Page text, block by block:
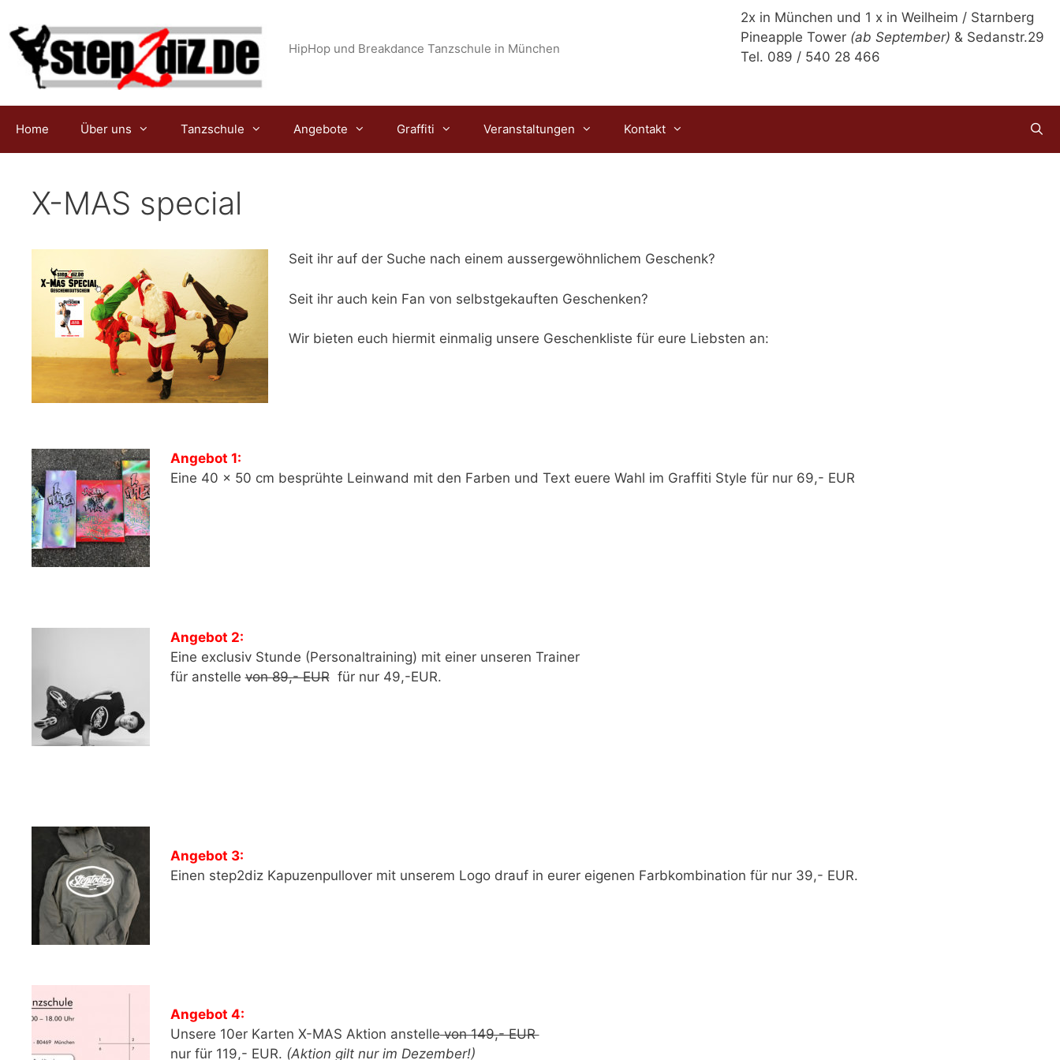
Inhalt
springen
2x in München und 1 x in Weilheim / Starnberg
Pineapple Tower (ab September) & Sedanstr.29
Tel. 089 / 540 28 466
HipHop und Breakdance Tanzschule in München
Home Über uns Tanzschule Angebote Graffiti Veranstaltungen Kontakt
X-MAS special
Seit ihr auf der Suche nach einem aussergewöhnlichem Geschenk?
Seit ihr auch kein Fan von selbstgekauften Geschenken?
Wir bieten euch hiermit einmalig unsere Geschenkliste für eure Liebsten an:
Angebot 1:
Eine 40 x 50 cm besprühte Leinwand mit den Farben und Text euere Wahl im Graffiti Style für nur 69,- EUR
Angebot 2:
Eine exclusiv Stunde (Personaltraining) mit einer unseren Trainer
für anstellevon 89,- EURfür nur 49,-EUR.
Angebot 3:
Einen step2diz Kapuzenpullover mit unserem Logo drauf in eurer eigenen Farbkombination für nur 39,- EUR.
Angebot 4:
Unsere 10er Karten X-MAS Aktion anstellevon 149,- EUR
nur für 119,- EUR. (Aktion gilt nur im Dezember!)